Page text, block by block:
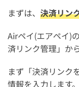
まずは、 決済リン
Airペイ(エアペイ)
済リンク管理」か
まず「決済リンク
情報を入力します。